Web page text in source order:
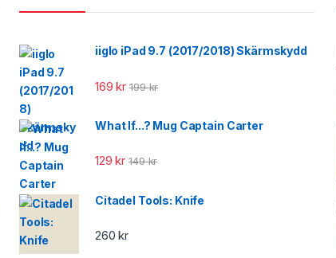
iiglo iPad 9.7 (2017/2018) Skärmskydd
169kr 199kr
What If...? Mug Captain Carter
129kr 149kr
Citadel Tools: Knife
260kr